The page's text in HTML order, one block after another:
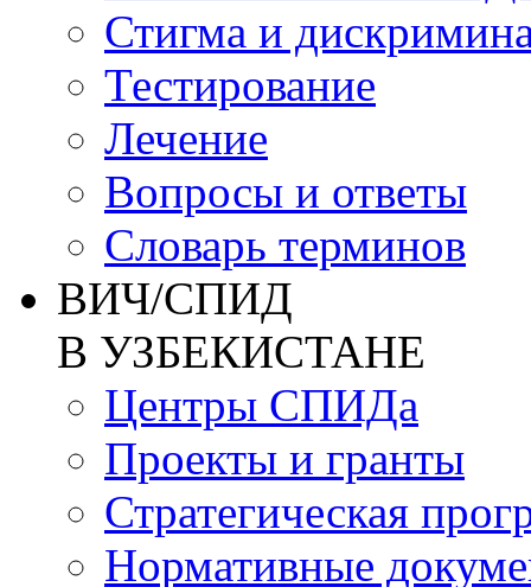
Стигма и
Тестирование
Лечение
Вопросы и ответы
Словарь терминов
ВИЧ/СПИД
В УЗБЕКИСТАНЕ
Центры СПИДа
Проекты и гранты
Стратегическая
Нормативные